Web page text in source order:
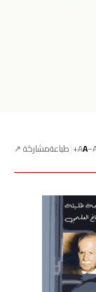
A
A+ طباعةمشاركة ↗